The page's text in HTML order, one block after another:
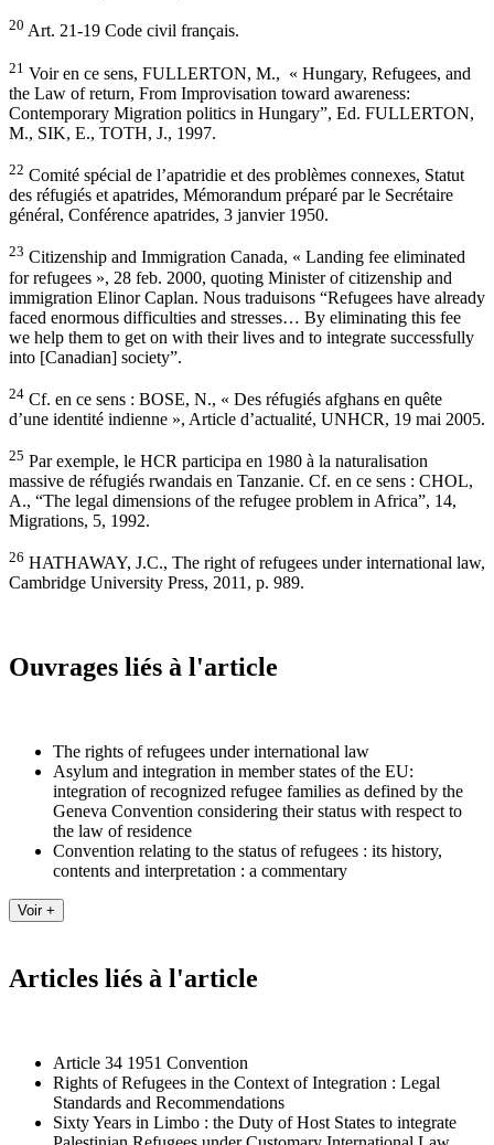
20 Art. 21-19 Code civil français.
21 Voir en ce sens, FULLERTON, M., « Hungary, Refugees, and
the Law of return, From Improvisation toward awareness:
Contemporary Migration politics in Hungary”, Ed. FULLERTON,
M., SIK, E., TOTH, J., 1997.
22 Comité spécial de l’apatridie et des problèmes connexes, Statut
des réfugiés et apatrides, Mémorandum préparé par le Secrétaire
général, Conférence apatrides, 3 janvier 1950.
23 Citizenship and Immigration Canada, « Landing fee eliminated
for refugees », 28 feb. 2000, quoting Minister of citizenship and
immigration Elinor Caplan. Nous traduisons “Refugees have already
faced enormous difficulties and stresses… By eliminating this fee
we help them to get on with their lives and to integrate successfully
into [Canadian] society”.
24 Cf. en ce sens : BOSE, N., « Des réfugiés afghans en quête
d’une identité indienne », Article d’actualité, UNHCR, 19 mai 2005.
25 Par exemple, le HCR participa en 1980 à la naturalisation
massive de réfugiés rwandais en Tanzanie. Cf. en ce sens : CHOL,
A., “The legal dimensions of the refugee problem in Africa”, 14,
Migrations, 5, 1992.
26 HATHAWAY, J.C., The right of refugees under international law,
Cambridge University Press, 2011, p. 989.
Ouvrages liés à l'article
The rights of refugees under international law
Asylum and integration in member states of the EU:
integration of recognized refugee families as defined by the
Geneva Convention considering their status with respect to
the law of residence
Convention relating to the status of refugees : its history,
contents and interpretation : a commentary
Articles liés à l'article
Article 34 1951 Convention
Rights of Refugees in the Context of Integration : Legal
Standards and Recommendations
Sixty Years in Limbo : the Duty of Host States to integrate